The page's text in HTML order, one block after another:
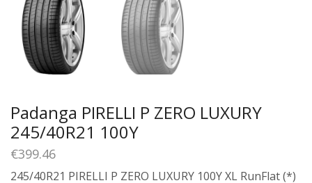
Padanga PIRELLI P ZERO LUXURY
245/40R21 100Y
€399.46
245/40R21 PIRELLI P ZERO LUXURY 100Y XL RunFlat (*)